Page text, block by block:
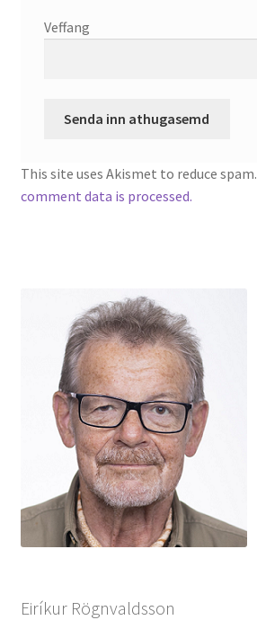
Veffang
This site uses Akismet to reduce spam.
comment data is processed.
Eiríkur Rögnvaldsson